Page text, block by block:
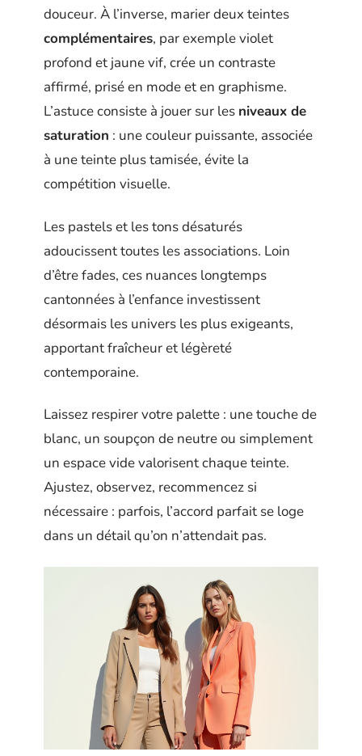
douceur. À l’inverse, marier deux teintes
complémentaires, par exemple violet
profond et jaune vif, crée un contraste
affirmé, prisé en mode et en graphisme.
L’astuce consiste à jouer sur les niveaux de
saturation : une couleur puissante, associée
à une teinte plus tamisée, évite la
compétition visuelle.
Les pastels et les tons désaturés
adoucissent toutes les associations. Loin
d’être fades, ces nuances longtemps
cantonnées à l’enfance investissent
désormais les univers les plus exigeants,
apportant fraîcheur et légèreté
contemporaine.
Laissez respirer votre palette : une touche de
blanc, un soupçon de neutre ou simplement
un espace vide valorisent chaque teinte.
Ajustez, observez, recommencez si
nécessaire : parfois, l’accord parfait se loge
dans un détail qu’on n’attendait pas.